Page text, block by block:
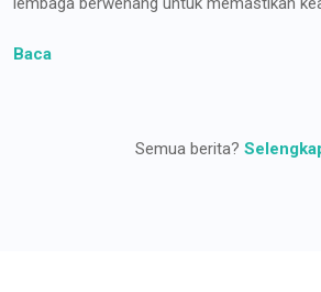
Baca
Semua berita?